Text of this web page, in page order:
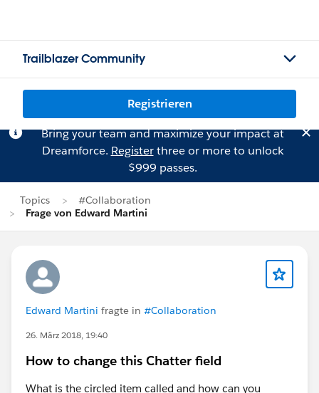
Trailblazer Community
Registrieren
Bring your team and maximize your impact at
Dreamforce. Registerthree or more to unlock
$999 passes.
Topics
#Collaboration
Frage von Edward Martini
Edward Martini fragte in #Collaboration
26. März 2018, 19:40
How to change this Chatter field
What is the circled item called and how can you